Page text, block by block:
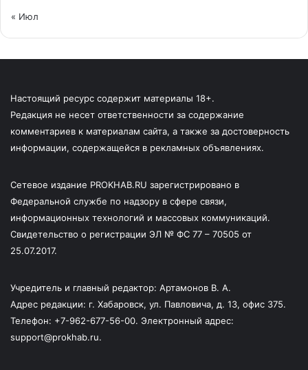
« Июл
Настоящий ресурс содержит материалы 18+.
Редакция не несет ответственности за содержание
комментариев к материалам сайта, а также за достоверность
информации, содержащейся в рекламных объявлениях.
Сетевое издание PROKHAB.RU зарегистрировано в
Федеральной службе по надзору в сфере связи,
информационных технологий и массовых коммуникаций.
Свидетельство о регистрации ЭЛ № ФС 77 – 70505 от
25.07.2017.
Учредитель и главный редактор: Артамонов В. А.
Адрес редакции: г. Хабаровск, ул. Павловича, д. 13, офис 375.
Телефон: +7-962-677-56-00. Электронный адрес:
support@prokhab.ru.